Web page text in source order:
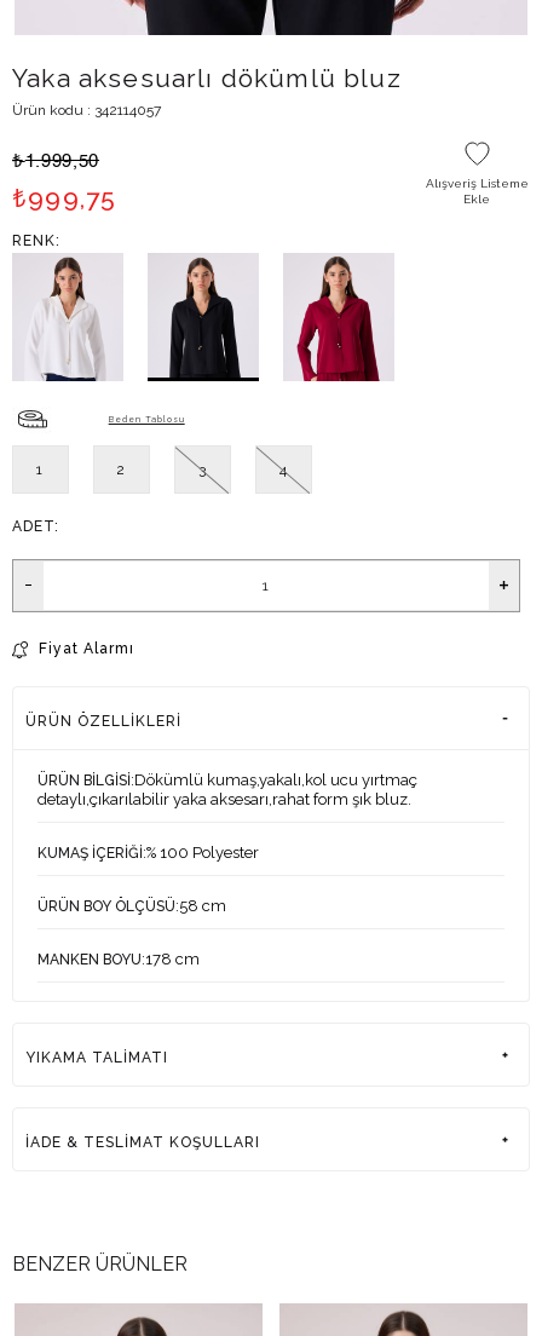
Yaka aksesuarlı dökümlü bluz
Ürün kodu : 342114057
₺1.999,50
₺999,75
Alışveriş Listeme
Ekle
RENK:
Beden Tablosu
1 2 3 4
ADET:
Fiyat Alarmı
ÜRÜN ÖZELLIKLERI
ÜRÜN BİLGİSİ:Dökümlü kumaş,yakalı,kol ucu yırtmaç
detaylı,çıkarılabilir yaka aksesarı,rahat form şık bluz.
KUMAŞ İÇERİĞİ:% 100 Polyester
ÜRÜN BOY ÖLÇÜSÜ:58 cm
MANKEN BOYU:178 cm
MANKEN ÜZERİNDEKİ ÜRÜN BEDENİ
YIKAMA TALİMATI
İADE & TESLİMAT KOŞULLARI
BENZER ÜRÜNLER